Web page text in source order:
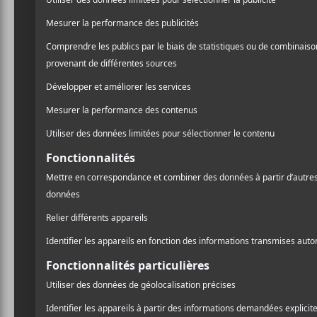
Écrites et composées
finalisées en 24 heures
membres du groupe qui
Cette démarche a
jamais sur l’énergie
retrouver parfaitement la
Ponctuée de riffs
engagés qui ne versent
crédibilité.